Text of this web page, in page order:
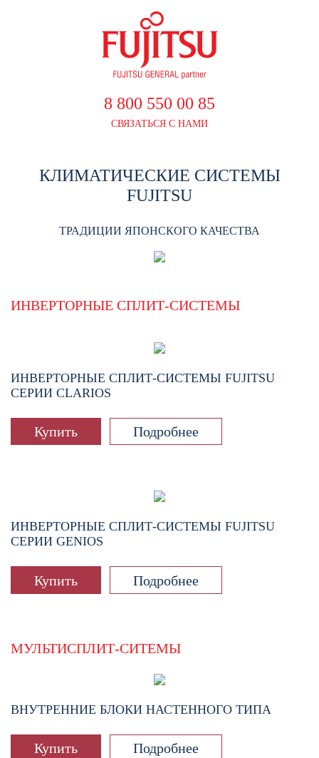
8 800 550 00 85
СВЯЗАТЬСЯ С НАМИ
КЛИМАТИЧЕСКИЕ СИСТЕМЫ
FUJITSU
ТРАДИЦИИ ЯПОНСКОГО КАЧЕСТВА
ИНВЕРТОРНЫЕ СПЛИТ-СИСТЕМЫ
ИНВЕРТОРНЫЕ СПЛИТ-СИСТЕМЫ FUJITSU
СЕРИИ CLARIOS
Купить Подробнее
ИНВЕРТОРНЫЕ СПЛИТ-СИСТЕМЫ FUJITSU
СЕРИИ GENIOS
Купить Подробнее
МУЛЬТИСПЛИТ-СИТЕМЫ
ВНУТРЕННИЕ БЛОКИ НАСТЕННОГО ТИПА
Купить Подробнее